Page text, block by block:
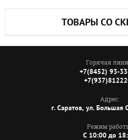
ТОВАРЫ СО
Горячая
+7(8452) 93-
Адрес:
г. Саратов, ул. Большая
Режим
C 10:00 до